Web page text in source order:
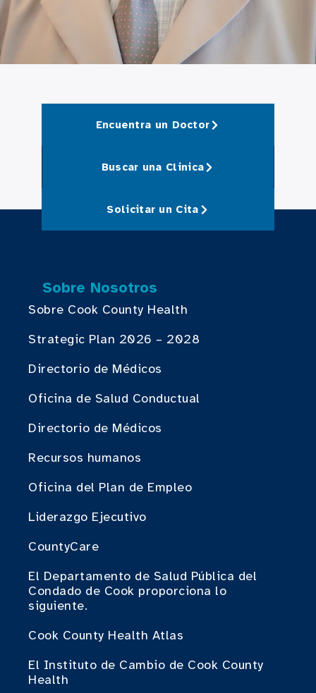
Encuentra un Doctor
Buscar una Clinica
Solicitar un Cita
Sobre Nosotros
Sobre Cook County Health
Strategic Plan 2026 – 2028
Directorio de Médicos
Oficina de Salud Conductual
Directorio de Médicos
Recursos humanos
Oficina del Plan de Empleo
Liderazgo Ejecutivo
CountyCare
El Departamento de Salud Pública del
Condado de Cook proporciona lo
siguiente.
Cook County Health Atlas
El Instituto de Cambio de Cook County
Health